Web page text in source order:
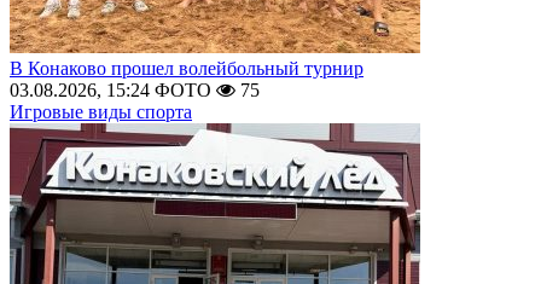
В Конаково прошел волейбольный турнир
03.08.2026, 15:24 ФОТО
75
Игровые виды спорта